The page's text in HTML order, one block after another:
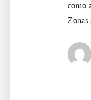
como
Zonas